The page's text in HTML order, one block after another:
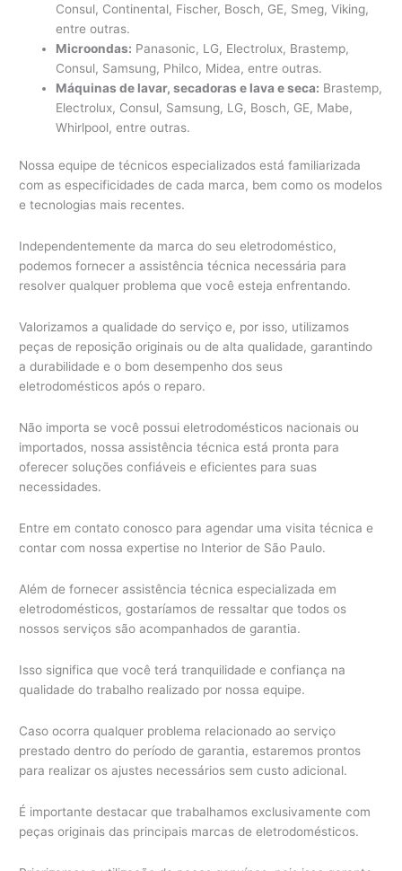
Consul, Continental, Fischer, Bosch, GE, Smeg, Viking,
entre outras.
Microondas: Panasonic, LG, Electrolux, Brastemp,
Consul, Samsung, Philco, Midea, entre outras.
Máquinas de lavar, secadoras e lava e seca: Brastemp,
Electrolux, Consul, Samsung, LG, Bosch, GE, Mabe,
Whirlpool, entre outras.
Nossa equipe de técnicos especializados está familiarizada
com as especificidades de cada marca, bem como os modelos
e tecnologias mais recentes.
Independentemente da marca do seu eletrodoméstico,
podemos fornecer a assistência técnica necessária para
resolver qualquer problema que você esteja enfrentando.
Valorizamos a qualidade do serviço e, por isso, utilizamos
peças de reposição originais ou de alta qualidade, garantindo
a durabilidade e o bom desempenho dos seus
eletrodomésticos após o reparo.
Não importa se você possui eletrodomésticos nacionais ou
importados, nossa assistência técnica está pronta para
oferecer soluções confiáveis e eficientes para suas
necessidades.
Entre em contato conosco para agendar uma visita técnica e
contar com nossa expertise no Interior de São Paulo.
Além de fornecer assistência técnica especializada em
eletrodomésticos, gostaríamos de ressaltar que todos os
nossos serviços são acompanhados de garantia.
Isso significa que você terá tranquilidade e confiança na
qualidade do trabalho realizado por nossa equipe.
Caso ocorra qualquer problema relacionado ao serviço
prestado dentro do período de garantia, estaremos prontos
para realizar os ajustes necessários sem custo adicional.
É importante destacar que trabalhamos exclusivamente com
peças originais das principais marcas de eletrodomésticos.